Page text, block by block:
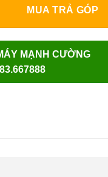
MUA TRẢ GÓP
MẠNH CƯỜNG